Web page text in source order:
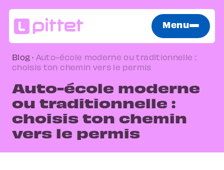
Menu
Blog · Auto-école moderne ou traditionnelle :
choisis ton chemin vers le permis
Auto-école moderne
ou traditionnelle :
choisis ton chemin
vers le permis